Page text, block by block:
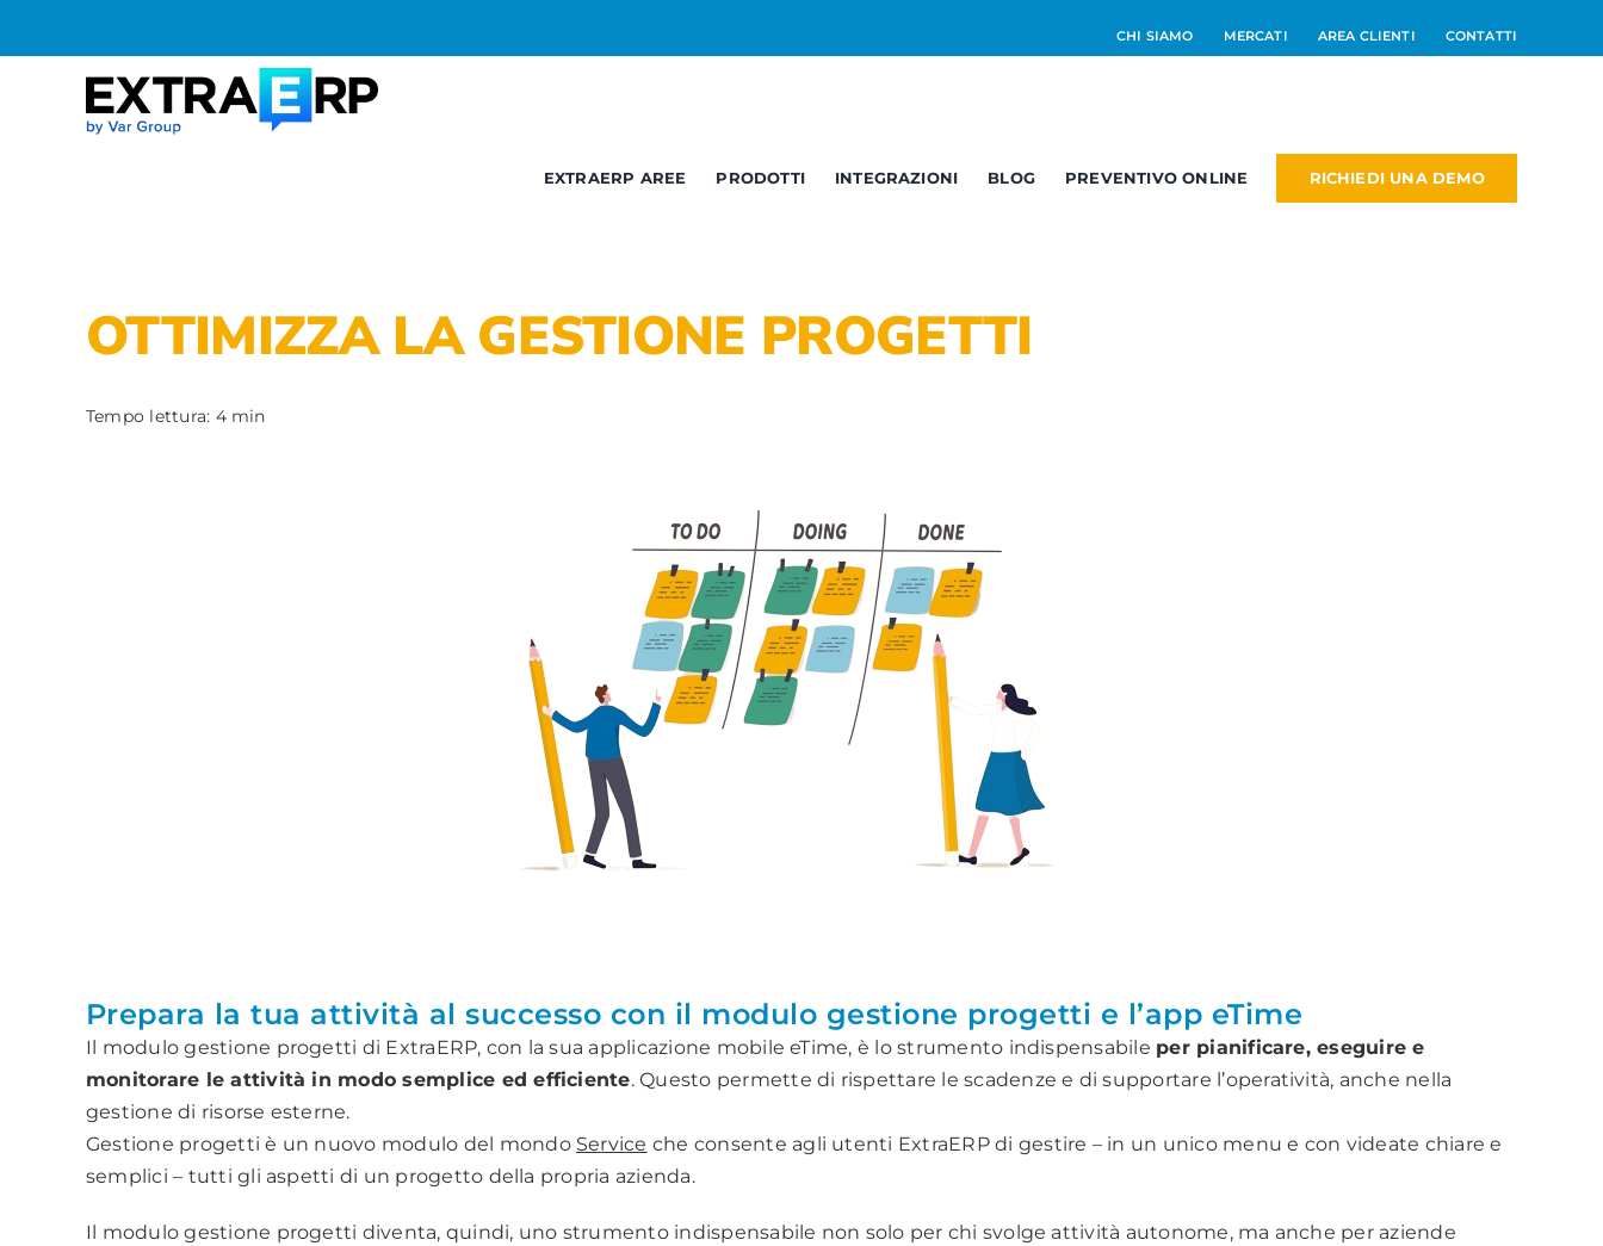
al
contenuto
CHI SIAMO MERCATI AREA CLIENTI CONTATTI
EXTRAERP AREE
Documentale Web Services
PRODOTTI INTEGRAZIONI BLOG PREVENTIVO ONLINE RICHIEDI UNA DEMO
OTTIMIZZA LA GESTIONE PROGETTI
Tempo lettura: 4 min
Prepara la tua attività al successo con il modulo gestione progetti e l’app eTime
Il modulo gestione progetti di ExtraERP, con la sua applicazione mobile eTime, è lo strumento indispensabile per pianificare, eseguire e
monitorare le attività in modo semplice ed efficiente. Questo permette di rispettare le scadenze e di supportare l’operatività, anche nella
gestione di risorse esterne.
Gestione progetti è un nuovo modulo del mondo Service che consente agli utenti ExtraERP di gestire – in un unico menu e con videate chiare e
semplici – tutti gli aspetti di un progetto della propria azienda.
Il modulo gestione progetti diventa, quindi, uno strumento indispensabile non solo per chi svolge attività autonome, ma anche per aziende